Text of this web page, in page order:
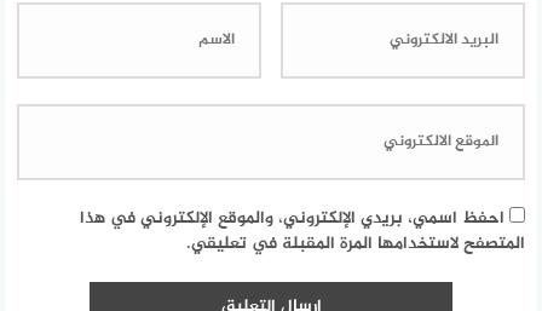
احفظ اسمي، بريدي الإلكتروني، والموقع الإلكتروني في هذا
المتصفح لاستخدامها المرة المقبلة في تعليقي.